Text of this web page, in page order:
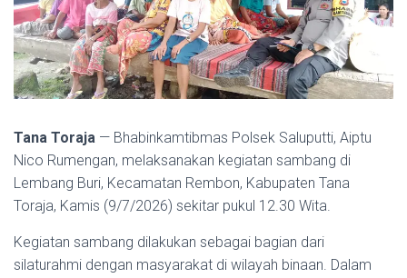
Tana Toraja — Bhabinkamtibmas Polsek Saluputti, Aiptu
Nico Rumengan, melaksanakan kegiatan sambang di
Lembang Buri, Kecamatan Rembon, Kabupaten Tana
Toraja, Kamis (9/7/2026) sekitar pukul 12.30 Wita.
Kegiatan sambang dilakukan sebagai bagian dari
silaturahmi dengan masyarakat di wilayah binaan. Dalam